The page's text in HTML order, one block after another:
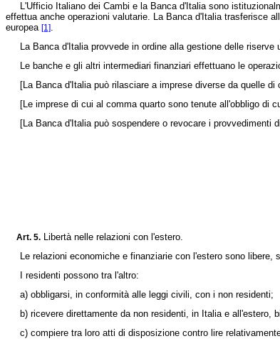
L'Ufficio Italiano dei Cambi e la Banca d'Italia sono
effettua anche operazioni valutarie. La Banca d'Italia trasferisce
europea [1].
La Banca d'Italia provvede in ordine alla gestione delle riserve
Le banche e gli altri intermediari finanziari effettuano le
[La Banca d'Italia può rilasciare a imprese diverse da quelle di
[Le imprese di cui al comma quarto sono tenute all'obbligo di
[La Banca d'Italia può sospendere o revocare i provvedimenti
Art. 5. Libertà nelle relazioni con l'estero.
Le relazioni economiche e finanziarie con l'estero sono libere,
I residenti possono tra l'altro:
a) obbligarsi, in conformità alle leggi civili, con i non residenti;
b) ricevere direttamente da non residenti, in Italia e all'estero,
c) compiere tra loro atti di disposizione contro lire